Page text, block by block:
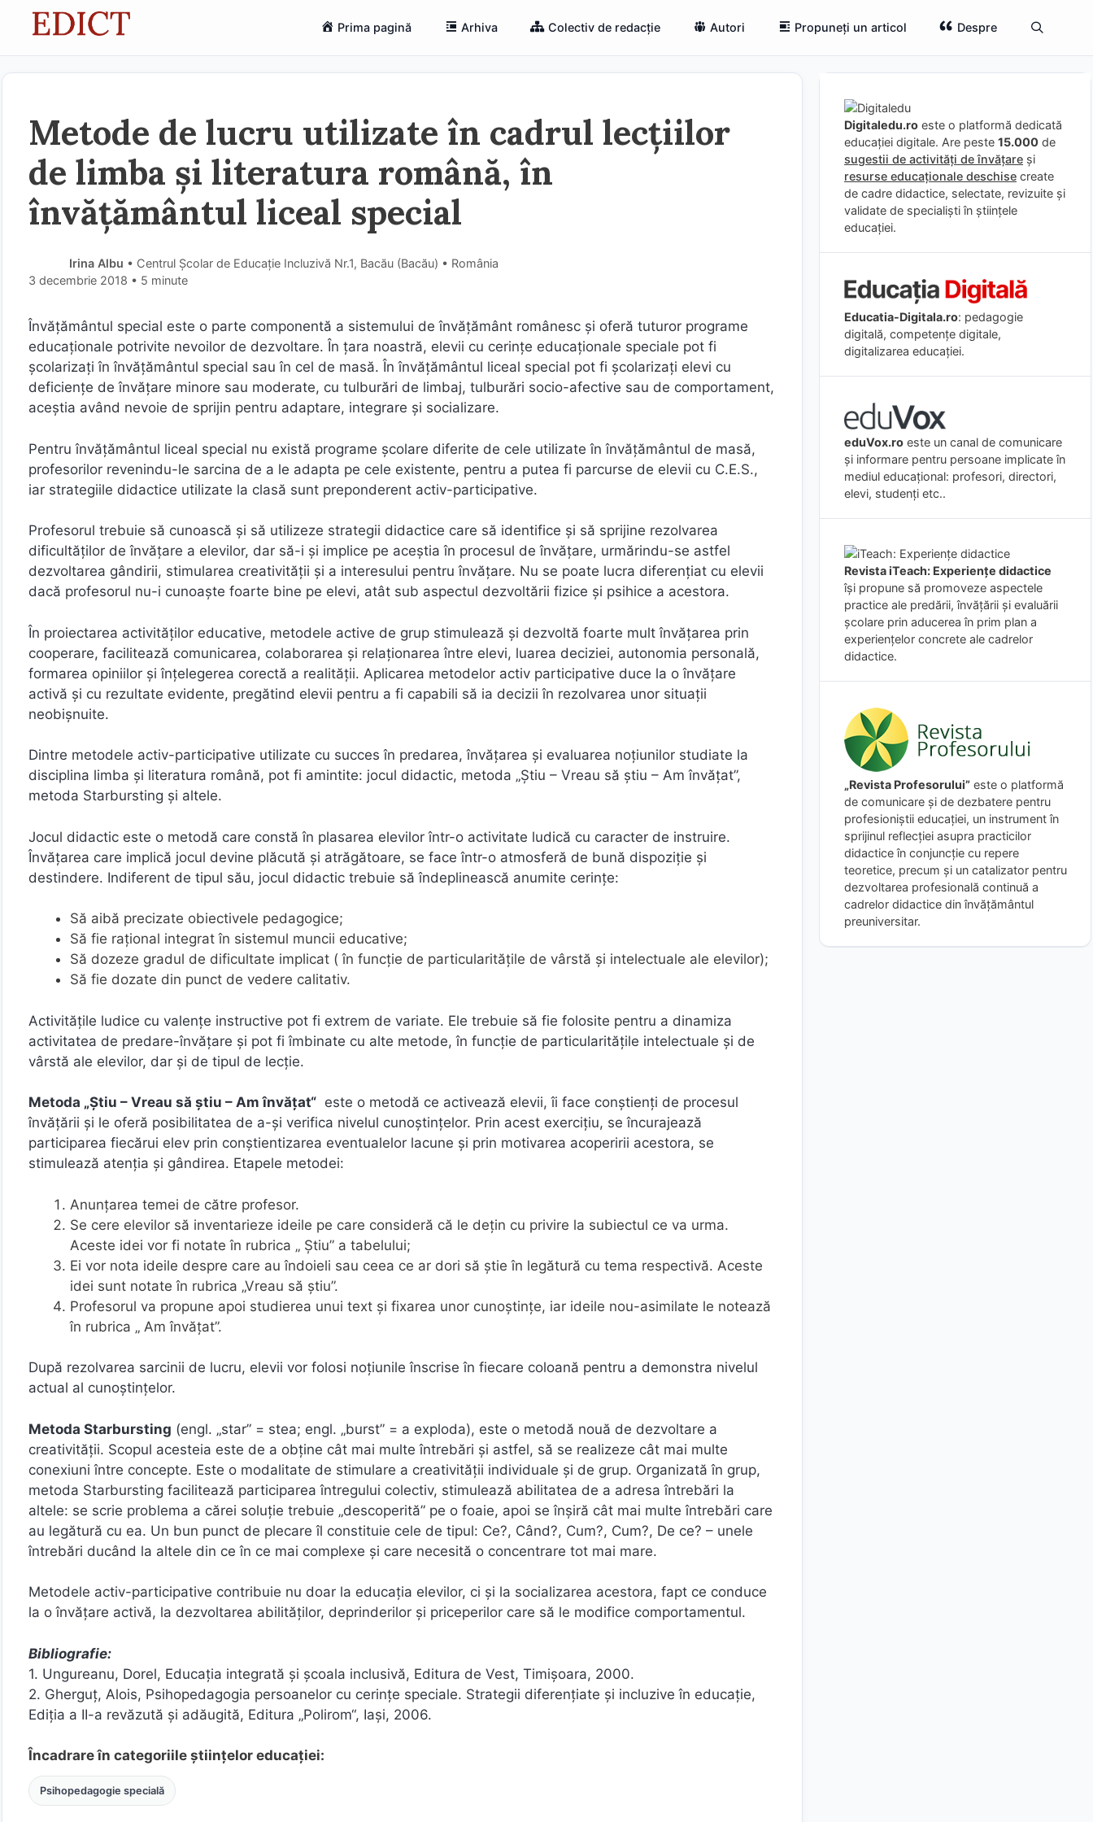
Prima pagină Arhiva Colectiv de redacție Autori Propuneți un articol Despre
Metode de lucru utilizate în cadrul lecțiilor
de limba și literatura română, în
învățământul liceal special
Irina Albu • Centrul Școlar de Educație Incluzivă Nr.1, Bacău (Bacău) • România
3 decembrie 2018 • 5 minute
Învăţământul special este o parte componentă a sistemului de învăţământ românesc şi oferă tuturor programe
educaţionale potrivite nevoilor de dezvoltare. În ţara noastră, elevii cu cerințe educaționale speciale pot fi
școlarizați în învăţământul special sau în cel de masă. În învățământul liceal special pot fi școlarizați elevi cu
deficienţe de învățare minore sau moderate, cu tulburări de limbaj, tulburări socio-afective sau de comportament,
aceștia având nevoie de sprijin pentru adaptare, integrare și socializare.
Pentru învățământul liceal special nu există programe școlare diferite de cele utilizate în învățământul de masă,
profesorilor revenindu-le sarcina de a le adapta pe cele existente, pentru a putea fi parcurse de elevii cu C.E.S.,
iar strategiile didactice utilizate la clasă sunt preponderent activ-participative.
Profesorul trebuie să cunoască şi să utilizeze strategii didactice care să identifice şi să sprijine rezolvarea
dificultăţilor de învăţare a elevilor, dar să-i şi implice pe aceștia în procesul de învăţare, urmărindu-se astfel
dezvoltarea gândirii, stimularea creativităţii şi a interesului pentru învăţare. Nu se poate lucra diferenţiat cu elevii
dacă profesorul nu-i cunoaşte foarte bine pe elevi, atât sub aspectul dezvoltării fizice și psihice a acestora.
În proiectarea activităţilor educative, metodele active de grup stimulează şi dezvoltă foarte mult învăţarea prin
cooperare, facilitează comunicarea, colaborarea şi relaţionarea între elevi, luarea deciziei, autonomia personală,
formarea opiniilor şi înţelegerea corectă a realităţii. Aplicarea metodelor activ participative duce la o învăţare
activă şi cu rezultate evidente, pregătind elevii pentru a fi capabili să ia decizii în rezolvarea unor situaţii
neobişnuite.
Dintre metodele activ-participative utilizate cu succes în predarea, învăţarea şi evaluarea noţiunilor studiate la
disciplina limba și literatura română, pot fi amintite: jocul didactic, metoda „Ştiu – Vreau să ştiu – Am învăţat”,
metoda Starbursting şi altele.
Jocul didactic este o metodă care constă în plasarea elevilor într-o activitate ludică cu caracter de instruire.
Învăţarea care implică jocul devine plăcută şi atrăgătoare, se face într-o atmosferă de bună dispoziţie şi
destindere. Indiferent de tipul său, jocul didactic trebuie să îndeplinească anumite cerinţe:
Să aibă precizate obiectivele pedagogice;
Să fie raţional integrat în sistemul muncii educative;
Să dozeze gradul de dificultate implicat ( în funcţie de particularităţile de vârstă şi intelectuale ale elevilor);
Să fie dozate din punct de vedere calitativ.
Activităţile ludice cu valenţe instructive pot fi extrem de variate. Ele trebuie să fie folosite pentru a dinamiza
activitatea de predare-învăţare şi pot fi îmbinate cu alte metode, în funcţie de particularităţile intelectuale şi de
vârstă ale elevilor, dar şi de tipul de lecţie.
Metoda „Ştiu – Vreau să ştiu – Am învăţat“ este o metodă ce activează elevii, îi face conştienţi de procesul
învăţării şi le oferă posibilitatea de a-şi verifica nivelul cunoştinţelor. Prin acest exerciţiu, se încurajează
participarea fiecărui elev prin conştientizarea eventualelor lacune şi prin motivarea acoperirii acestora, se
stimulează atenţia şi gândirea. Etapele metodei:
Anunţarea temei de către profesor.
Se cere elevilor să inventarieze ideile pe care consideră că le deţin cu privire la subiectul ce va urma.
Aceste idei vor fi notate în rubrica „ Ştiu” a tabelului;
Ei vor nota ideile despre care au îndoieli sau ceea ce ar dori să ştie în legătură cu tema respectivă. Aceste
idei sunt notate în rubrica „Vreau să ştiu”.
Profesorul va propune apoi studierea unui text şi fixarea unor cunoştinţe, iar ideile nou-asimilate le notează
în rubrica „ Am învăţat”.
După rezolvarea sarcinii de lucru, elevii vor folosi noţiunile înscrise în fiecare coloană pentru a demonstra nivelul
actual al cunoştinţelor.
Metoda Starbursting (engl. „star” = stea; engl. „burst” = a exploda), este o metodă nouă de dezvoltare a
creativităţii. Scopul acesteia este de a obţine cât mai multe întrebări şi astfel, să se realizeze cât mai multe
conexiuni între concepte. Este o modalitate de stimulare a creativităţii individuale şi de grup. Organizată în grup,
metoda Starbursting facilitează participarea întregului colectiv, stimulează abilitatea de a adresa întrebări la
altele: se scrie problema a cărei soluţie trebuie „descoperită” pe o foaie, apoi se înşiră cât mai multe întrebări care
au legătură cu ea. Un bun punct de plecare îl constituie cele de tipul: Ce?, Când?, Cum?, Cum?, De ce? – unele
întrebări ducând la altele din ce în ce mai complexe și care necesită o concentrare tot mai mare.
Metodele activ-participative contribuie nu doar la educaţia elevilor, ci şi la socializarea acestora, fapt ce conduce
la o învăţare activă, la dezvoltarea abilităţilor, deprinderilor şi priceperilor care să le modifice comportamentul.
Bibliografie:
1. Ungureanu, Dorel, Educaţia integrată şi școala inclusivă, Editura de Vest, Timişoara, 2000.
2. Gherguț, Alois, Psihopedagogia persoanelor cu cerințe speciale. Strategii diferențiate și incluzive în educație,
Ediția a II-a revăzută și adăugită, Editura „Polirom“, Iași, 2006.
Încadrare în categoriile științelor educației:
Psihopedagogie specială
Digitaledu.ro este o platformă dedicată
educației digitale. Are peste 15.000 de
sugestii de activități de învățare și
resurse educaționale deschise create
de cadre didactice, selectate, revizuite și
validate de specialiști în științele
educației.
Educatia-Digitala.ro: pedagogie
digitală, competențe digitale,
digitalizarea educației.
eduVox.ro este un canal de comunicare
și informare pentru persoane implicate în
mediul educațional: profesori, directori,
elevi, studenți etc..
Revista iTeach: Experienţe didactice
îşi propune să promoveze aspectele
practice ale predării, învăţării şi evaluării
şcolare prin aducerea în prim plan a
experienţelor concrete ale cadrelor
didactice.
„Revista Profesorului” este o platformă
de comunicare și de dezbatere pentru
profesioniștii educației, un instrument în
sprijinul reflecției asupra practicilor
didactice în conjuncție cu repere
teoretice, precum și un catalizator pentru
dezvoltarea profesională continuă a
cadrelor didactice din învățământul
preuniversitar.